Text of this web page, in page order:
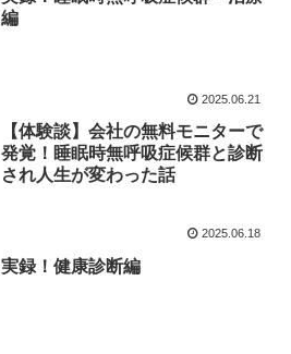
編
2025.06.21
【体験談】会社の無料モニターで
発覚！睡眠時無呼吸症候群と診断
され人生が変わった話
2025.06.18
実録！健康診断編